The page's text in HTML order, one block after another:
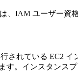
、IAM ユーザー資
行されている EC2
す。インスタンス